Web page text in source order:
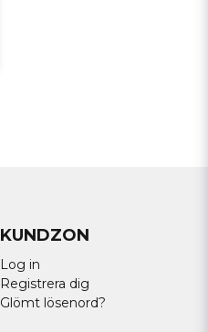
KUNDZON
Log in
Registrera dig
Glömt lösenord?